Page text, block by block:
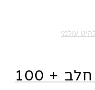
קרם ניקוי פנים חלב + 100